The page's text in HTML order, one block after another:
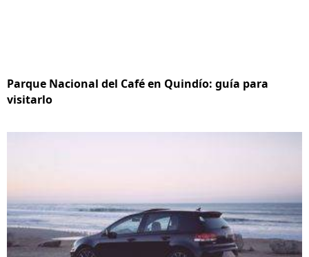
Parque Nacional del Café en Quindío: guía para
visitarlo